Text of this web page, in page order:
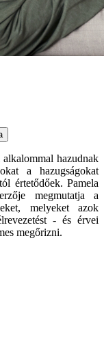
hazudnak
a hazugságokat
értetődőek. Pamela
megmutatja a
melyeket azok
- és érvei
megőrizni.